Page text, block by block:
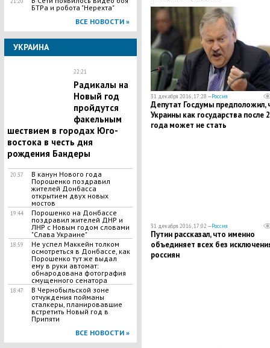
БТРа и робота "Нерехта"
ВСЕ НОВОСТИ »
УКРАИНА
22:21
Радикалы на
Новый год
пройдутся
факельным
шествием в городах Юго-
востока в честь дня
рождения Бандеры
20:37
В канун Нового года
Порошенко поздравил
жителей Донбасса
открытием двух новых
мостов
19:44
Порошенко на Донбассе
поздравил жителей ДНР и
ЛНР с Новым годом словами
"Слава Украине"
18:59
Не успел Маккейн толком
осмотреться в Донбассе, как
Порошенко тут же выдал
ему в руки автомат:
обнародована фотография
смущенного сенатора
18:47
В Чернобыльской зоне
отчуждения пойманы
сталкеры, планировавшие
встретить Новый год в
Припяти
ВСЕ НОВОСТИ »
31 декабря 2016, 17:28 —Россия
Депутат Госдумы предположил,
Украины как государства после
года может не стать
31 декабря 2016, 17:02 —Россия
Путин рассказал, что именно
объединяет всех без
россиян